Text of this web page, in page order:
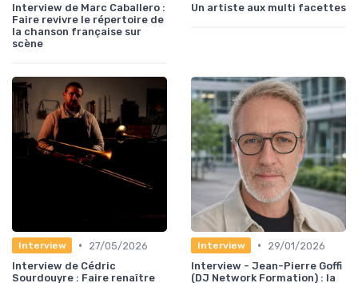
Interview de Marc Caballero :
Faire revivre le répertoire de
la chanson française sur
scène
Un artiste aux multi facettes
Interview •
27/05/2026
Interview de Cédric
Sourdouyre : Faire renaître
Interview •
29/01/2026
Interview - Jean-Pierre Goffi
(DJ Network Formation) : la